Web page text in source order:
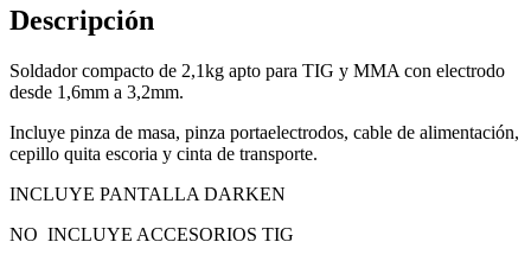
Descripción
Soldador compacto de 2,1kg apto para TIG y MMA con electrodo
desde 1,6mm a 3,2mm.
Incluye pinza de masa, pinza portaelectrodos, cable de alimentación,
cepillo quita escoria y cinta de transporte.
INCLUYE PANTALLA DARKEN
NO INCLUYE ACCESORIOS TIG